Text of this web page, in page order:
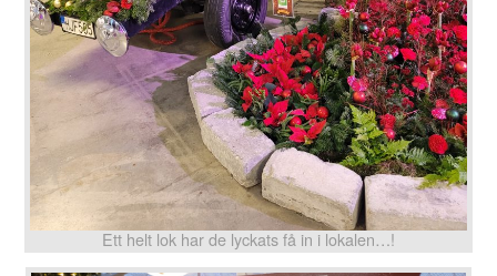
Ett helt lok har de lyckats få in i lokalen…!